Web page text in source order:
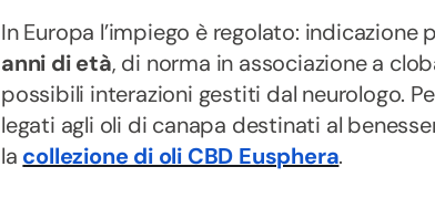
In Europa l’impiego è regolato: indicazione
anni di età, di norma in associazione a
possibili interazioni gestiti dal neurologo.
legati agli oli di canapa destinati al
la collezione di oli CBD Eusphera.